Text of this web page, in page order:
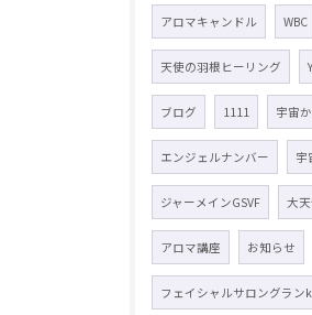
アロマキャンドル WBC
天使の羽根ヒーリング
ブログ 1111 宇宙
エンジェルナンバー 宇
ジャーメインGSVF 大
アロマ講座 お知らせ
フェイシャルサロングランk